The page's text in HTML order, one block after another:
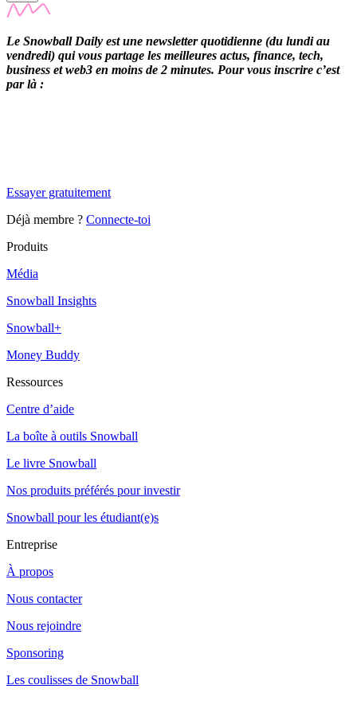
Le Snowball Daily est une newsletter quotidienne (du lundi au
vendredi) qui vous partage les meilleures actus, finance, tech,
business et web3 en moins de 2 minutes. Pour vous inscrire c’est
par là :
Essayer gratuitement
Déjà membre ? Connecte-toi
Produits
Média
Snowball Insights
Snowball+
Money Buddy
Ressources
Centre d’aide
La boîte à outils Snowball
Le livre Snowball
Nos produits préférés pour investir
Snowball pour les étudiant(e)s
Entreprise
À propos
Nous contacter
Nous rejoindre
Sponsoring
Les coulisses de Snowball